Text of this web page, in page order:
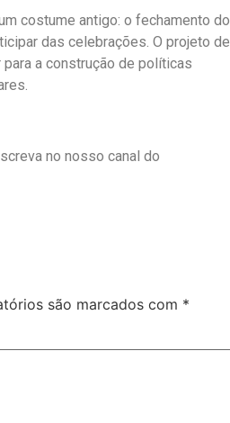
costume antigo: o fechamento do
das celebrações. O projeto de
a construção de políticas
no nosso canal do
são marcados com *